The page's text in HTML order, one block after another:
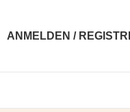
ANMELDEN /